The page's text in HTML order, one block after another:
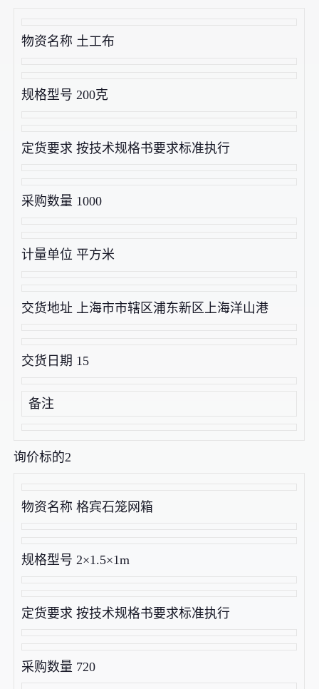
物资名称 土工布
规格型号 200克
定货要求 按技术规格书要求标准执行
采购数量 1000
计量单位 平方米
交货地址 上海市市辖区浦东新区上海洋山港
交货日期 15
备注
询价标的2
物资名称 格宾石笼网箱
规格型号 2×1.5×1m
定货要求 按技术规格书要求标准执行
采购数量 720